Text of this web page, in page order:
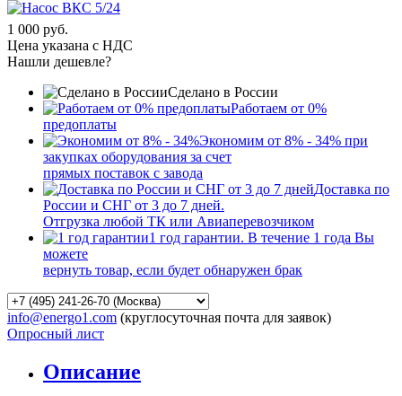
1 000 руб.
Цена указана с НДС
Нашли дешевле?
Сделано в России
Работаем от 0%
предоплаты
Экономим от 8% - 34% при
закупках оборудования за счет
прямых поставок с завода
Доставка по
России и СНГ от 3 до 7 дней.
Отгрузка любой ТК или Авиаперевозчиком
1 год гарантии. В течение 1 года Вы
можете
вернуть товар, если будет обнаружен брак
info@energo1.com (круглосуточная почта для заявок)
Опросный лист
Описание